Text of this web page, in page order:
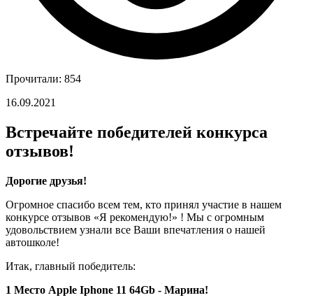
Прочитали: 854
16.09.2021
Встречайте победителей конкурса
отзывов!
Дорогие друзья!
Огромное спасибо всем тем, кто принял участие в нашем
конкурсе отзывов «Я рекомендую!» ! Мы с огромным
удовольствием узнали все Ваши впечатления о нашей
автошколе!
Итак, главный победитель:
1 Место Apple Iphone 11 64Gb - Марина!